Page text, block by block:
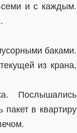
и с каждым.
баками.
из крана,
Послышались
в квартиру